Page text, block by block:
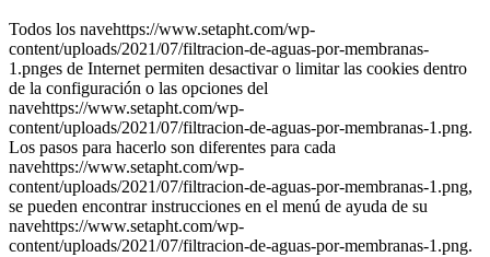
Todos los navehttps://www.setapht.com/wp-
content/uploads/2021/07/filtracion-de-aguas-por-membranas-
1.pnges de Internet permiten desactivar o limitar las cookies dentro
de la configuración o las opciones del
navehttps://www.setapht.com/wp-
content/uploads/2021/07/filtracion-de-aguas-por-membranas-1.png.
Los pasos para hacerlo son diferentes para cada
navehttps://www.setapht.com/wp-
content/uploads/2021/07/filtracion-de-aguas-por-membranas-1.png,
se pueden encontrar instrucciones en el menú de ayuda de su
navehttps://www.setapht.com/wp-
content/uploads/2021/07/filtracion-de-aguas-por-membranas-1.png.